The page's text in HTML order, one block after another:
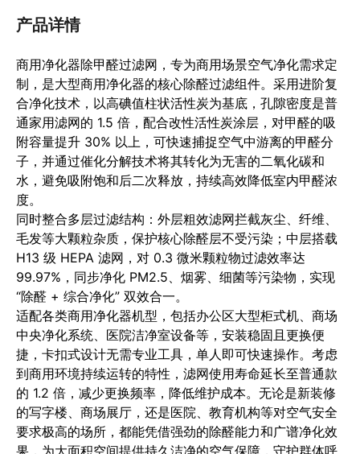
产品详情
商用净化器除甲醛过滤网，专为商用场景空气净化需求定
制，是大型商用净化器的核心除醛过滤组件。采用进阶复
合净化技术，以高碘值柱状活性炭为基底，孔隙密度是普
通家用滤网的 1.5 倍，配合改性活性炭涂层，对甲醛的吸
附容量提升 30% 以上，可快速捕捉空气中游离的甲醛分
子，并通过催化分解技术将其转化为无害的二氧化碳和
水，避免吸附饱和后二次释放，持续高效降低室内甲醛浓
度。
同时整合多层过滤结构：外层粗效滤网拦截灰尘、纤维、
毛发等大颗粒杂质，保护核心除醛层不受污染；中层搭载
H13 级 HEPA 滤网，对 0.3 微米颗粒物过滤效率达
99.97%，同步净化 PM2.5、烟雾、细菌等污染物，实现
“除醛 + 综合净化” 双效合一。
适配各类商用净化器机型，包括办公区大型柜式机、商场
中央净化系统、医院洁净室设备等，安装稳固且更换便
捷，卡扣式设计无需专业工具，单人即可快速操作。考虑
到商用环境持续运转的特性，滤网使用寿命延长至普通款
的 1.2 倍，减少更换频率，降低维护成本。无论是新装修
的写字楼、商场展厅，还是医院、教育机构等对空气安全
要求极高的场所，都能凭借强劲的除醛能力和广谱净化效
果，为大面积空间提供持久洁净的空气保障，守护群体呼